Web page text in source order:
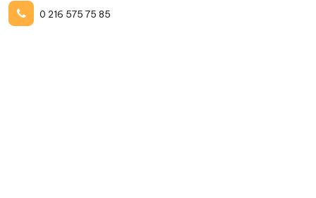
0 216 575 75 85